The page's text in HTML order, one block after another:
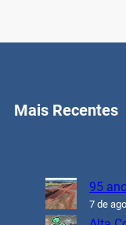
Mais Recentes
95
7 de